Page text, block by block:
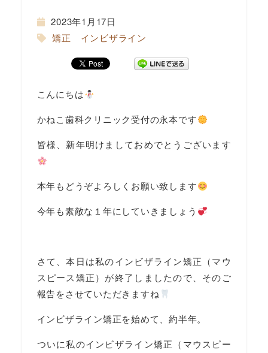
間
2023年1月17日
矯正 インビザライン
こんにちは
かねこ歯科クリニック受付の永本です
皆様、新年明けましておめでとうございます
本年もどうぞよろしくお願い致します
今年も素敵な１年にしていきましょう
さて、本日は私のインビザライン矯正（マウ
スピース矯正）が終了しましたので、そのご
報告をさせていただきますね
インビザライン矯正を始めて、約半年。
ついに私のインビザライン矯正（マウスピー